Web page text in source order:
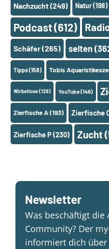
Nachzucht(249) Natur(198)
Podcast(612)
Schäfer(265) selten
Tipps(158) Tobis
Wirbellose(128) YouTube(146)
Zierfische A(193) Zierfische
Zierfische P(230) Zucht
Newsletter
Was beschäftigt die
Community? Der
informiert dich